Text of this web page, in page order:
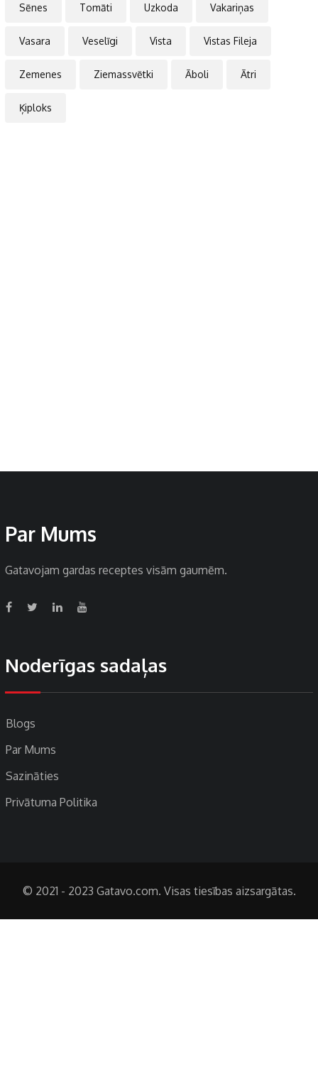
Sēnes Tomāti Uzkoda Vakariņas
Vasara Veselīgi Vista Vistas Fileja
Zemenes Ziemassvētki Āboli Ātri
Ķiploks
Par Mums
Gatavojam gardas receptes visām gaumēm.
Noderīgas sadaļas
Blogs
Par Mums
Sazināties
Privātuma Politika
© 2021 - 2023 Gatavo.com. Visas tiesības aizsargātas.